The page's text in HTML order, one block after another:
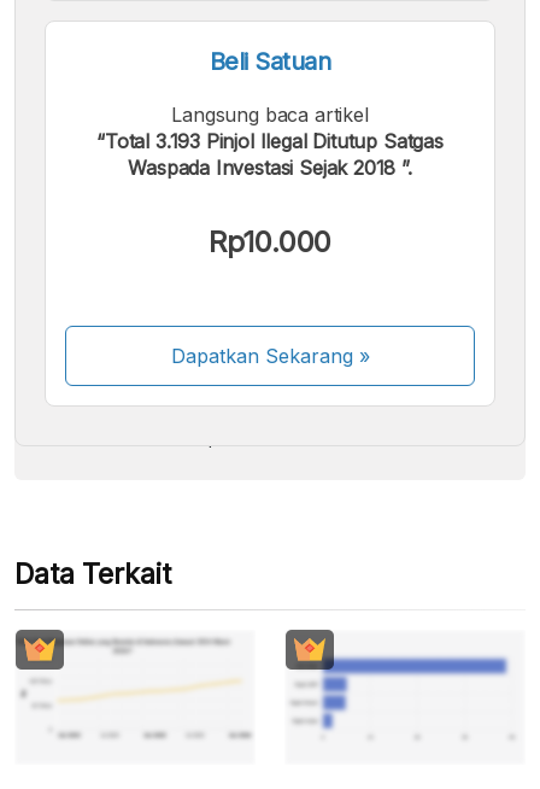
Beli Satuan
Langsung baca artikel
“Total 3.193 Pinjol Ilegal Ditutup Satgas
Waspada Investasi Sejak 2018 ”.
Rp10.000
Dapatkan Sekarang»
Kami menerima pembayaran berikut:
Beberapa metode pembayaran masih dalam
Data Terkait